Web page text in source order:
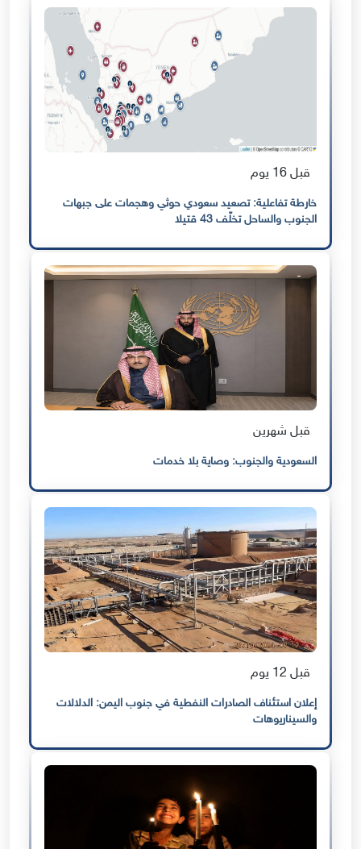
قبل 16 يوم
خارطة تفاعلية: تصعيد سعودي حوثي وهجمات على جبهات
الجنوب والساحل تخلّف 43 قتيلا
قبل شهرين
السعودية والجنوب: وصاية بلا خدمات
قبل 12 يوم
إعلان استئناف الصادرات النفطية في جنوب اليمن: الدلالات
والسيناريوهات